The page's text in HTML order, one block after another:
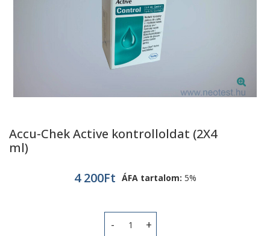
Accu-Chek Active kontrolloldat (2X4
ml)
4 200Ft ÁFA tartalom: 5%
Accu-Chek Active kontrolloldat (2X4